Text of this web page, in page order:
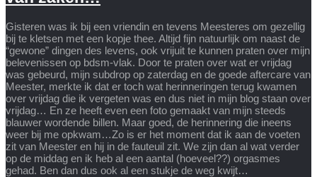
Gisteren was ik bij een vriendin en tevens Meesteres om gezellig
bij te kletsen met een kopje thee. Altijd fijn natuurlijk om naast de
“gewone” dingen des levens, ook vrijuit te kunnen praten over mijn
belevenissen op bdsm-vlak. Door te praten over wat er vrijdag
was gebeurd, mijn subdrop op zaterdag en de goede aftercare van
Meester, merkte ik dat er toch wat herinneringen terug kwamen
over vrijdag die ik vergeten was en dus niet in mijn blog staan over
vrijdag… En ze heeft even een foto gemaakt van mijn steeds
blauwer wordende billen. Maar goed, de herinnering die ineens
weer bij me opkwam…Zo is er het moment dat ik aan de voeten
zit van Meester en hij in de fauteuil zit. We zijn dan al wat verder
op de middag en ik heb al een aantal (hoeveel??) orgasmes
gehad. Ben dan dus ook al een stukje de weg kwijt…